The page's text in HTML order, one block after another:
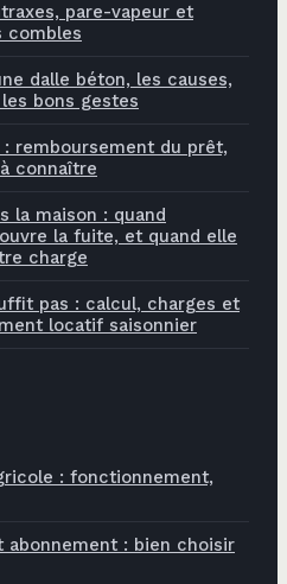
pare-vapeur et
combles
dalle béton, les causes,
bons gestes
: remboursement du prêt,
connaître
la maison : quand
la fuite, et quand elle
charge
pas : calcul, charges et
locatif saisonnier
: fonctionnement,
abonnement : bien choisir